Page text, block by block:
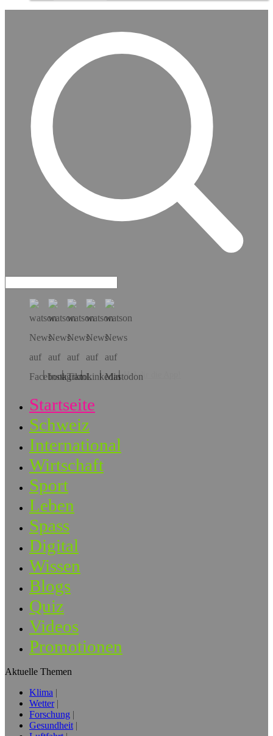
Hol dir die App!
Startseite
Schweiz
International
Wirtschaft
Sport
Leben
Spass
Digital
Wissen
Blogs
Quiz
Videos
Promotionen
Aktuelle Themen
Klima
Wetter
Forschung
Gesundheit